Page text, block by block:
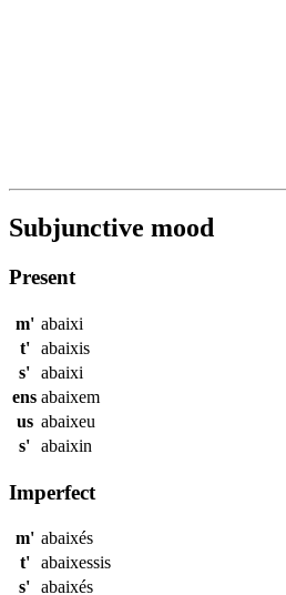
Subjunctive mood
Present
m' abaixi
t'
abaixis
s' abaixi
ens abaixem
us abaixeu
s' abaixin
Imperfect
m' abaixés
t'
abaixessis
s' abaixés